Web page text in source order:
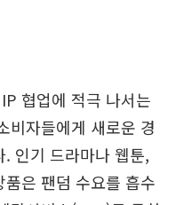
협업에 적극 나서는
비자들에게 새로운 경
인기 드라마나 웹툰,
은 팬덤 수요를 흡수